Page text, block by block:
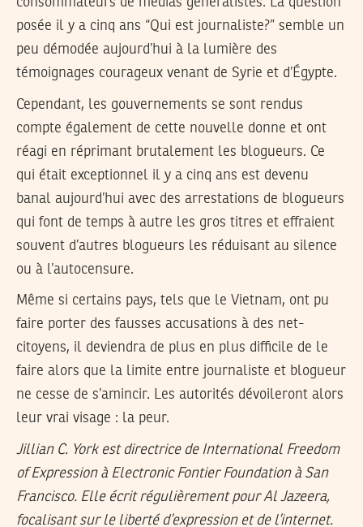
posée il y a cinq ans “Qui est journaliste?” semble un
peu démodée aujourd’hui à la lumière des
témoignages courageux venant de Syrie et d’Égypte.
Cependant, les gouvernements se sont rendus
compte également de cette nouvelle donne et ont
réagi en réprimant brutalement les blogueurs. Ce
qui était exceptionnel il y a cinq ans est devenu
banal aujourd’hui avec des arrestations de blogueurs
qui font de temps à autre les gros titres et effraient
souvent d’autres blogueurs les réduisant au silence
ou à l’autocensure.
Même si certains pays, tels que le Vietnam, ont pu
faire porter des fausses accusations à des net-
citoyens, il deviendra de plus en plus difficile de le
faire alors que la limite entre journaliste et blogueur
ne cesse de s’amincir. Les autorités dévoileront alors
leur vrai visage : la peur.
Jillian C. York est directrice de International Freedom
of Expression à Electronic Fontier Foundation à San
Francisco. Elle écrit régulièrement pour Al Jazeera,
focalisant sur le liberté d’expression et de l’internet.